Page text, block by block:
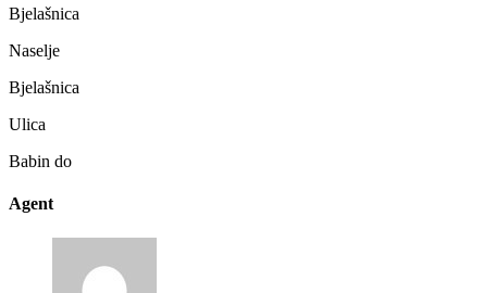
Bjelašnica
Naselje
Bjelašnica
Ulica
Babin do
Agent